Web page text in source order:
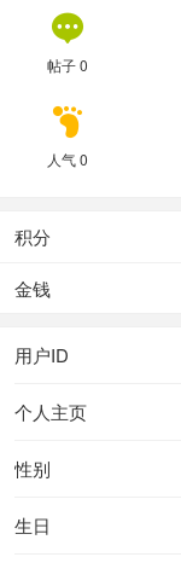

帖子 0

人气 0
积分
金钱
用户ID
个人主页
性别
生日